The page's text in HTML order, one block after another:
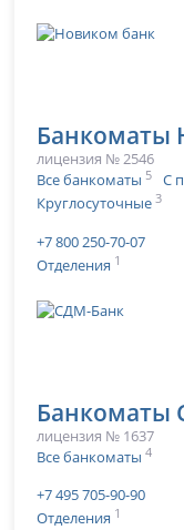
Банкоматы
лицензия № 2546
Все банкоматы 5 С
Круглосуточные 3
+7 800 250-70-07
Отделения 1
Банкоматы
лицензия № 1637
Все банкоматы 4
+7 495 705-90-90
Отделения 1